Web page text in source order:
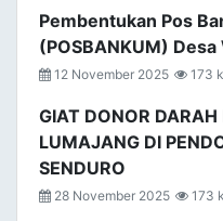
Pembentukan Pos
(POSBANKUM)
12 November 2025 173
GIAT DONOR
LUMAJANG DI
SENDURO
28 November 2025 173